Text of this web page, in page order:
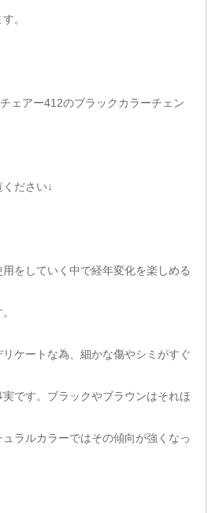
。
ェアー412のブラックカラーチェン
ださい↓
用をしていく中で経年変化を楽しめる
ケートな為、細かな傷やシミがすぐ
です。ブラックやブラウンはそれほ
ラルカラーではその傾向が強くなっ